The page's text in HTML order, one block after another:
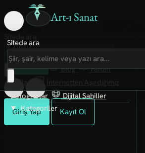
Art-ı Sanat
Giriş Yap Kayıt Ol
Sitede ara
Art-ı Sosyal
İmece
Kütüphane
Blog
Fanzin
Rafları
Fotoğraflar
Dijital Sahiller
Kategoriler